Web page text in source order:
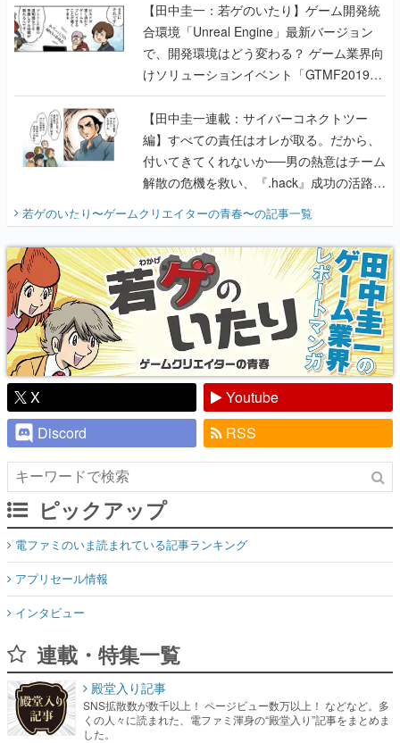
【田中圭一：若ゲのいたり】ゲーム開発統
合環境「Unreal Engine」最新バージョン
で、開発環境はどう変わる？ ゲーム業界向
けソリューションイベント「GTMF2019」
に行って、より理解を深めよう【PR】
【田中圭一連載：サイバーコネクトツー
編】すべての責任はオレが取る。だから、
付いてきてくれないか──男の熱意はチーム
解散の危機を救い、『.hack』成功の活路を
開く。業界の快男児・松山 洋に流れる血は
『少年ジャンプ』色だった【若ゲのいた
り】
若ゲのいたり〜ゲームクリエイターの青春〜の記事一覧
X
Youtube
Discord
RSS
ピックアップ
電ファミのいま読まれている記事ランキング
アプリセール情報
インタビュー
連載・特集一覧
殿堂入り記事
SNS拡散数が数千以上！ ページビュー数万以上！ などなど。多
くの人々に読まれた、電ファミ渾身の“殿堂入り”記事をまとめま
した。